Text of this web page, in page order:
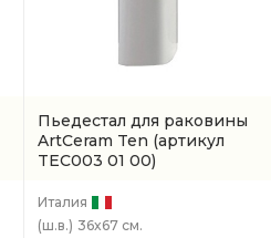
Пьедестал для раковины
ArtCeram Ten (артикул
TEC003 01 00)
Италия
(ш.в.) 36x67 см.